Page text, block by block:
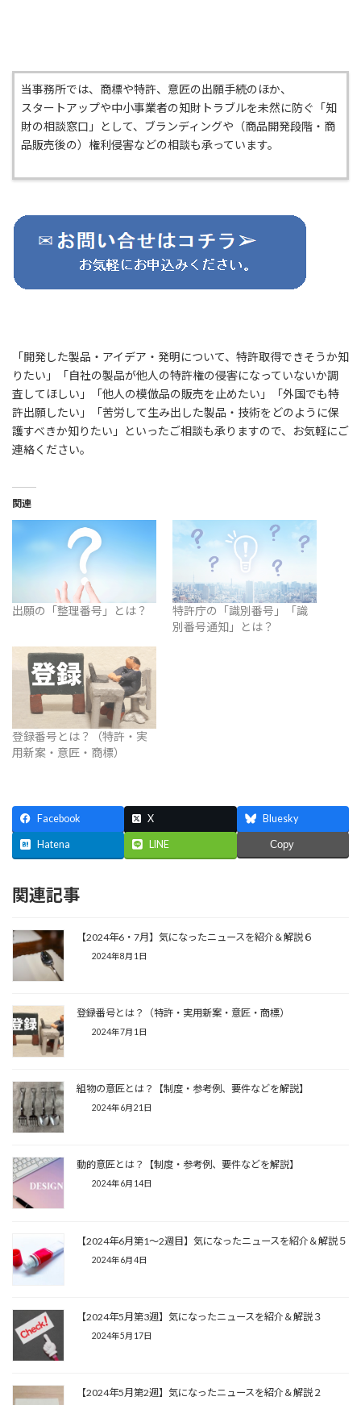
当事務所では、商標や特許、意匠の出願手続のほか、
スタートアップや中小事業者の知財トラブルを未然に防ぐ「知
財の相談窓口」として、ブランディングや（商品開発段階・商
品販売後の）権利侵害などの相談も承っています。
「開発した製品・アイデア・発明について、特許取得できそうか知
りたい」「自社の製品が他人の特許権の侵害になっていないか調
査してほしい」「他人の模倣品の販売を止めたい」「外国でも特
許出願したい」「苦労して生み出した製品・技術をどのように保
護すべきか知りたい」といったご相談も承りますので、お気軽にご
連絡ください。
関連
出願の「整理番号」とは？
特許庁の「識別番号」「識
別番号通知」とは？
登録番号とは？（特許・実
用新案・意匠・商標）
Facebook X Bluesky
Hatena LINE Copy
関連記事
【2024年6・7月】気になったニュースを紹介＆解説６
2024年8月1日
登録番号とは？（特許・実用新案・意匠・商標）
2024年7月1日
組物の意匠とは？【制度・参考例、要件などを解説】
2024年6月21日
動的意匠とは？【制度・参考例、要件などを解説】
2024年6月14日
【2024年6月第1～2週目】気になったニュースを紹介＆解説５
2024年6月4日
【2024年5月第3週】気になったニュースを紹介＆解説３
2024年5月17日
【2024年5月第2週】気になったニュースを紹介＆解説２